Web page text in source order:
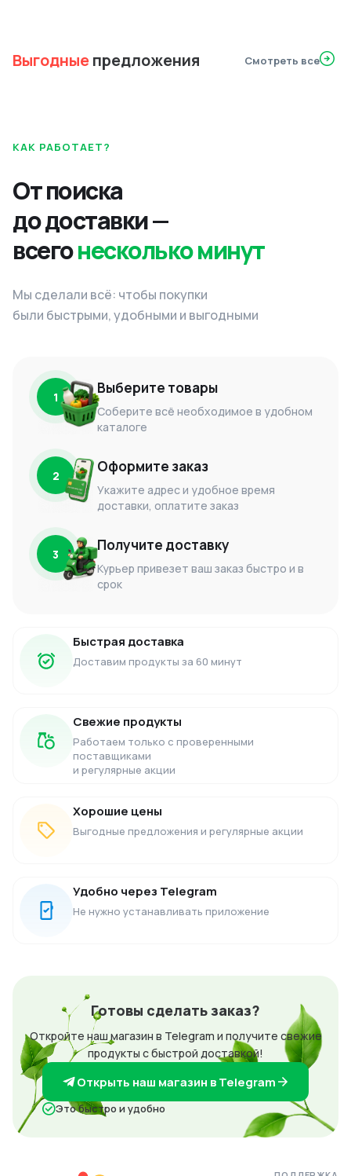
Выгодныепредложения Смотреть все
КАК РАБОТАЕТ?
От поиска
до доставки —
всегонесколько минут
Мы сделали всё: чтобы покупки
были быстрыми, удобными и выгодными
1 Выберите товары
Соберите всё необходимое в удобном
каталоге
2 Оформите заказ
Укажите адрес и удобное время
доставки, оплатите заказ
3 Получите доставку
Курьер привезет ваш заказ быстро и в
срок
Быстрая доставка
Доставим продукты за 60 минут
Свежие продукты
Работаем только с проверенными
поставщиками
и регулярные акции
Хорошие цены
Выгодные предложения и регулярные акции
Удобно через Telegram
Не нужно устанавливать приложение
Готовы сделать заказ?
Откройте наш магазин в Telegram и получите свежие
продукты с быстрой доставкой!
Открыть наш магазин в Telegram
Это быстро и удобно